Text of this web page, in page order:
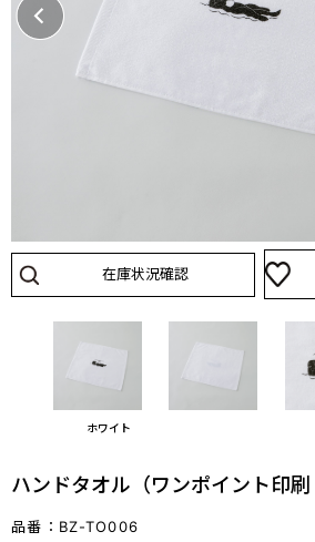
在庫状況確認
ホワイト
ハンドタオル（ワンポイント印刷
品番：BZ-TO006